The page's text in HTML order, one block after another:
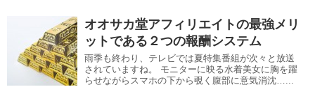
オオサカ堂アフィリエイトの最強メリ
ットである２つの報酬システム
雨季も終わり、テレビでは夏特集番組が次々と放送
されていますね。 モニターに映る水着美女に胸を躍
らせながらスマホの下から覗く腹部に意気消沈…...